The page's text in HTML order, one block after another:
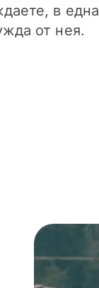
в една
от нея.